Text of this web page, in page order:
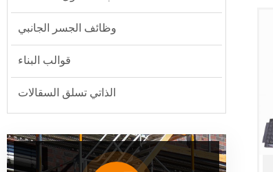
وظائف الجسر الجانبي
قوالب البناء
الذاتي تسلق السقالات